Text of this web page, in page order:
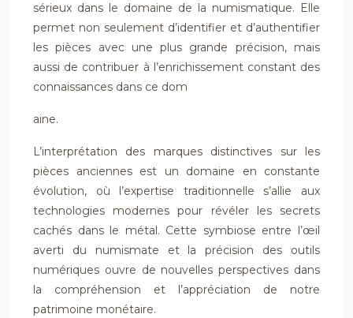
sérieux dans le domaine de la numismatique. Elle
permet non seulement d’identifier et d’authentifier
les pièces avec une plus grande précision, mais
aussi de contribuer à l’enrichissement constant des
connaissances dans ce dom
aine.
L’interprétation des marques distinctives sur les
pièces anciennes est un domaine en constante
évolution, où l’expertise traditionnelle s’allie aux
technologies modernes pour révéler les secrets
cachés dans le métal. Cette symbiose entre l’œil
averti du numismate et la précision des outils
numériques ouvre de nouvelles perspectives dans
la compréhension et l’appréciation de notre
patrimoine monétaire.